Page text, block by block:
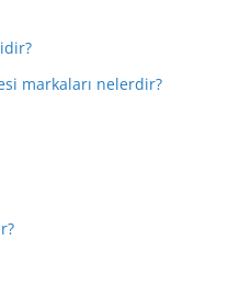
markaları nelerdir?